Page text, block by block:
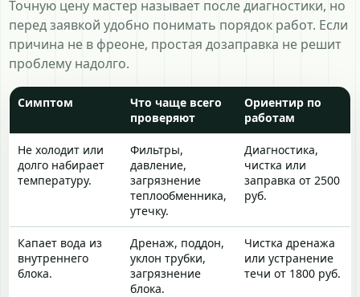
Точную цену мастер называет после диагностики, но
перед заявкой удобно понимать порядок работ. Если
причина не в фреоне, простая дозаправка не решит
проблему надолго.
Симптом
Что чаще всего
проверяют
Ориентир по
работам
Не холодит или
долго набирает
температуру.
Фильтры,
давление,
загрязнение
теплообменника,
утечку.
Диагностика,
чистка или
заправка от 2500
руб.
Капает вода из
внутреннего
блока.
Дренаж, поддон,
уклон трубки,
загрязнение
блока.
Чистка дренажа
или устранение
течи от 1800 руб.